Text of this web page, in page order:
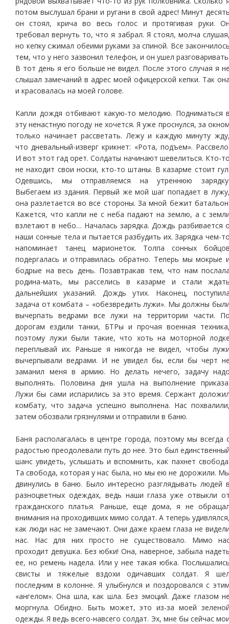
потом выслушал брани и ругани в свой адрес! Минут
он стоял, крича во весь голос и протягивая руки.
требовал вернуть то, что я забрал. Я стоял, молча
но кепку сжимал обеими руками за спиной. Все
тем, что у него зазвонил телефон, и он ушел
В тот день я его больше не видел. После этого случая я
слышал замечаний в адрес моей офицерской кепки. Так
и красовалась на моей голове.
Капли дождя отбивают какую-то мелодию. Подниматься
эту ненастную погоду не хочется. Я уже проснулся, за
только начинает рассветать. Лежу и каждую минуту
что дневальный-изверг крикнет: «Рота, подъем».
И вот этот гад орет. Солдаты начинают шевелиться. Кто-
не находит свои носки, кто-то штаны. В казарме стоит
Одевшись, мы отправляемся на утреннюю
Выбегаем из здания. Первый же мой шаг попадает в
она разлетается во все стороны. За мной бежит
Кажется, что капли не с неба падают на землю, а с
взлетают в небо… Началась зарядка. Дождь разбивается
наши сонные тела и пытается разбудить их. Зарядка чем-
напоминает танец марионеток. Толпа сонных
подергалась и отправилась обратно. Теперь мы мокрые
бодрые на весь день. Позавтракав тем, что нам
родина-мать, мы расселись в казарме и стали
дальнейших указаний. Дождь утих. Наконец,
задача от комбата – «обезвредить лужи». Мы должны
вычерпать ведрами все лужи на территории части.
дорогам ездили танки, БТРы и прочая военная
поэтому лужи были такие, что хоть на моторной
переплывай их. Раньше я никогда не видел, чтобы
вычерпывали ведрами. И не увидел бы, если бы черт
заманил меня в армию. Но делать нечего, задачу
выполнять. Половина дня ушла на выполнение
Лужи бы сами испарились за это время. Сержант
комбату, что задача успешно выполнена. Нас
затем обозвали грязнулями и отправили в баню.
Баня располагалась в центре города, поэтому мы всегда
радостью преодолевали путь до нее. Это был
шанс увидеть, услышать и вспомнить, как пахнет
Та свобода, которая у нас была, но мы ею не дорожили.
двинулись в баню. Было интересно разглядывать людей
разноцветных одеждах, ведь наши глаза уже отвыкли
гражданского платья. Раньше, еще дома, я не
внимания на проходивших мимо солдат. А теперь
как люди нас не замечают. Они даже краем глаза не
нас. Нас для них просто не существовало. Мимо
проходит девушка. Без юбки! Она, наверное, забыла
ее, но ремень надела. Или у нее такая юбка.
свисты и тяжелые вздохи одичавших солдат. Я
последним в колонне. Я улыбнулся и поздоровался с
«ангелом». Она шла, как шла. Без эмоций. Даже глазом
моргнула. Обидно. Быть может, это из-за моей
одежды. Я ведь всего-навсего солдат. Эх, мне бы сейчас